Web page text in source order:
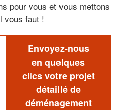
pour vous et vous mettons
vous faut !
Envoyez-nous
en quelques
clics votre projet
détaillé de
déménagement